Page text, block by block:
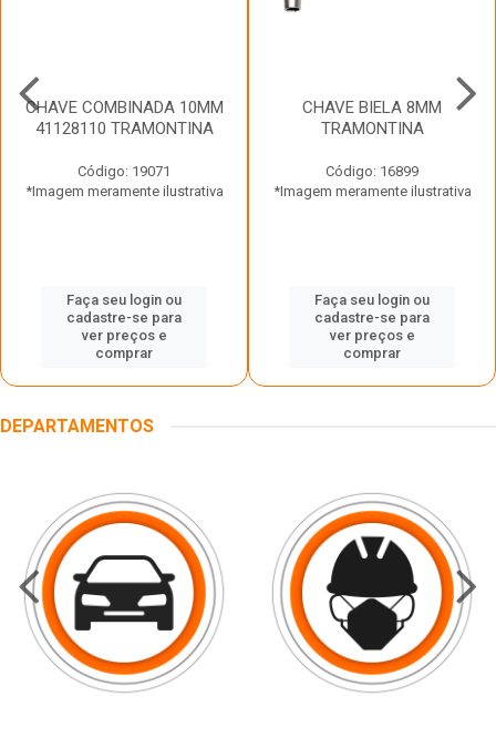
CHAVE COMBINADA 10MM
41128110 TRAMONTINA
Código: 19071
*Imagem meramente ilustrativa
Faça seu login ou
cadastre-se para
ver preços e
comprar
CHAVE BIELA 8MM
TRAMONTINA
Código: 16899
*Imagem meramente ilustrativa
Faça seu login ou
cadastre-se para
ver preços e
comprar
DEPARTAMENTOS